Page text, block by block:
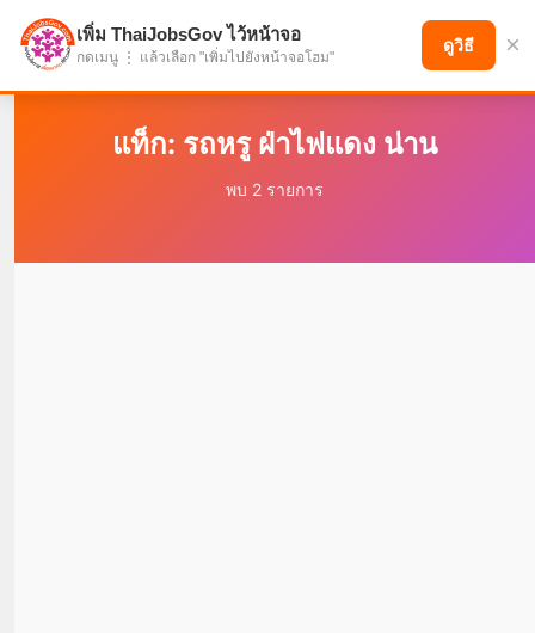
แบ่งปันโอกาส เพื่ออนาคตที่ก้าวหน้า
แท็ก: รถหรู ฝ่าไฟแดง น่าน
พบ 2 รายการ
เพิ่ม ThaiJobsGov ไว้หน้าจอ
กดเมนู ⋮ แล้วเลือก "เพิ่มไปยังหน้าจอโฮม"
ดูวิธี ×